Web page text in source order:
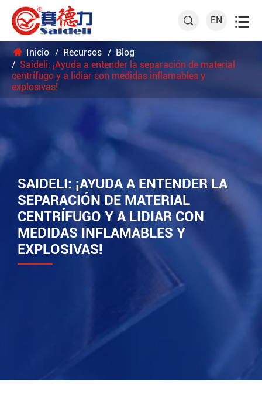
 EN 
Inicio Recursos
Blog
Saideli: ¡Ayuda a entender la separación de material
centrífugo y a lidiar con medidas inflamables y
explosivas!
SAIDELI: ¡AYUDA A ENTENDER LA
SEPARACIÓN DE MATERIAL
CENTRÍFUGO Y A LIDIAR CON
MEDIDAS INFLAMABLES Y
EXPLOSIVAS!